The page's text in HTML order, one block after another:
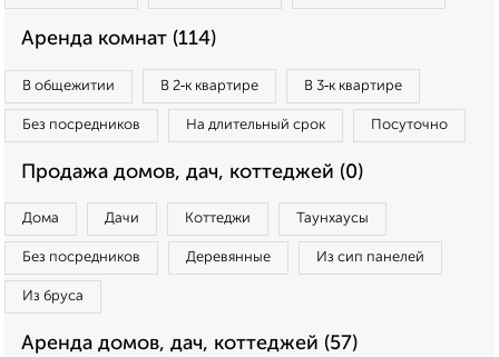
Аренда комнат (114)
В общежитии В 2‑к квартире В 3‑к квартире
Без посредников На длительный срок Посуточно
Продажа домов, дач, коттеджей (0)
Дома Дачи Коттеджи Таунхаусы
Без посредников Деревянные Из сип панелей
Из бруса
Аренда домов, дач, коттеджей (57)